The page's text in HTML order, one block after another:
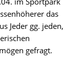
das
Jeder gg. jeden,
gefragt.